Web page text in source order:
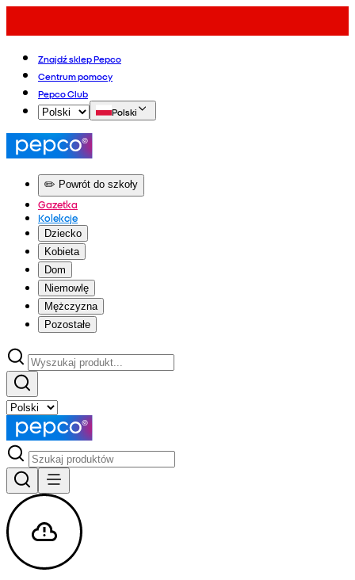
Znajdź sklep Pepco
Centrum pomocy
Pepco Club
Polski
✏️ Powrót do szkoły
Gazetka
Kolekcje
Dziecko
Kobieta
Dom
Niemowlę
Mężczyzna
Pozostałe